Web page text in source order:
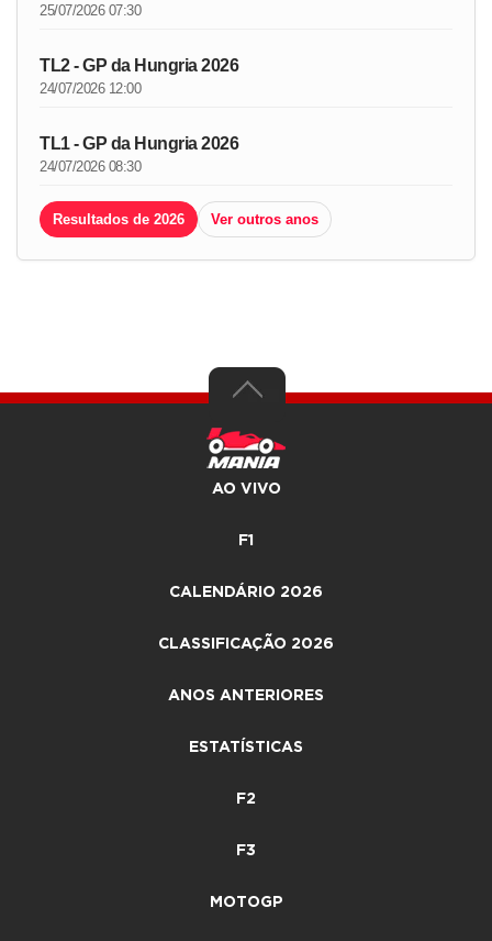
25/07/2026 07:30
TL2 - GP da Hungria 2026
24/07/2026 12:00
TL1 - GP da Hungria 2026
24/07/2026 08:30
Resultados de 2026 Ver outros anos
AO VIVO
F1
CALENDÁRIO 2026
CLASSIFICAÇÃO 2026
ANOS ANTERIORES
ESTATÍSTICAS
F2
F3
MOTOGP